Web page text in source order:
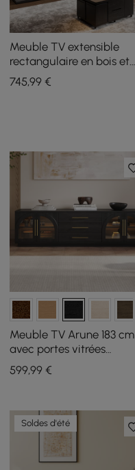
Meuble TV extensible
rectangulaire en bois et
ensemble de table basse
noire à plateau relevable
745,99 €
Meuble TV Arune 183 cm
avec portes vitrées
arquées, noir, avec
rangement et LED
599,99 €
Soldes d'été